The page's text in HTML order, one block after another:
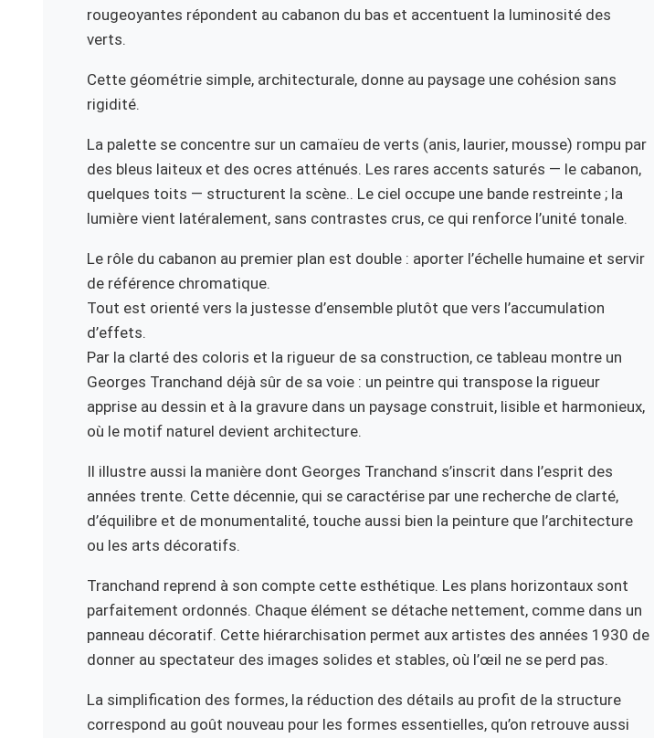
rougeoyantes répondent au cabanon du bas et accentuent la luminosité des
verts.
Cette géométrie simple, architecturale, donne au paysage une cohésion sans
rigidité.
La palette se concentre sur un camaïeu de verts (anis, laurier, mousse) rompu par
des bleus laiteux et des ocres atténués. Les rares accents saturés — le cabanon,
quelques toits — structurent la scène.. Le ciel occupe une bande restreinte ; la
lumière vient latéralement, sans contrastes crus, ce qui renforce l’unité tonale.
Le rôle du cabanon au premier plan est double : aporter l’échelle humaine et servir
de référence chromatique.
Tout est orienté vers la justesse d’ensemble plutôt que vers l’accumulation
d’effets.
Par la clarté des coloris et la rigueur de sa construction, ce tableau montre un
Georges Tranchand déjà sûr de sa voie : un peintre qui transpose la rigueur
apprise au dessin et à la gravure dans un paysage construit, lisible et harmonieux,
où le motif naturel devient architecture.
Il illustre aussi la manière dont Georges Tranchand s’inscrit dans l’esprit des
années trente. Cette décennie, qui se caractérise par une recherche de clarté,
d’équilibre et de monumentalité, touche aussi bien la peinture que l’architecture
ou les arts décoratifs.
Tranchand reprend à son compte cette esthétique. Les plans horizontaux sont
parfaitement ordonnés. Chaque élément se détache nettement, comme dans un
panneau décoratif. Cette hiérarchisation permet aux artistes des années 1930 de
donner au spectateur des images solides et stables, où l’œil ne se perd pas.
La simplification des formes, la réduction des détails au profit de la structure
correspond au goût nouveau pour les formes essentielles, qu’on retrouve aussi